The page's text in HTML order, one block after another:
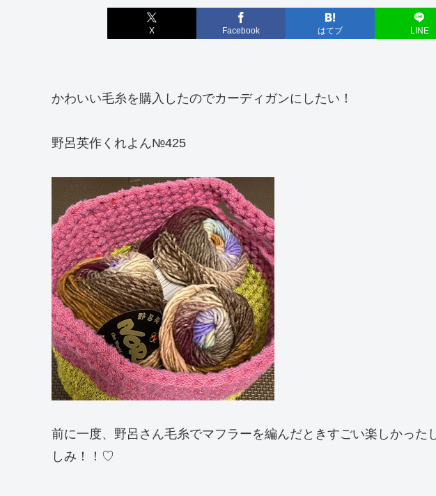
X Facebook はてブ LINE
かわいい毛糸を購入したのでカーディガンにしたい！
野呂英作くれよん№425
前に一度、野呂さん毛糸でマフラーを編んだときすごい楽しかった
しみ！！♡